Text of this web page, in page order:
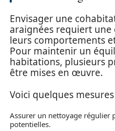
Envisager une
araignées requiert
leurs comportements
Pour maintenir un
habitations, plusieurs
être mises en œuvre.
Voici quelques
Assurer un nettoyage régulier
potentielles.